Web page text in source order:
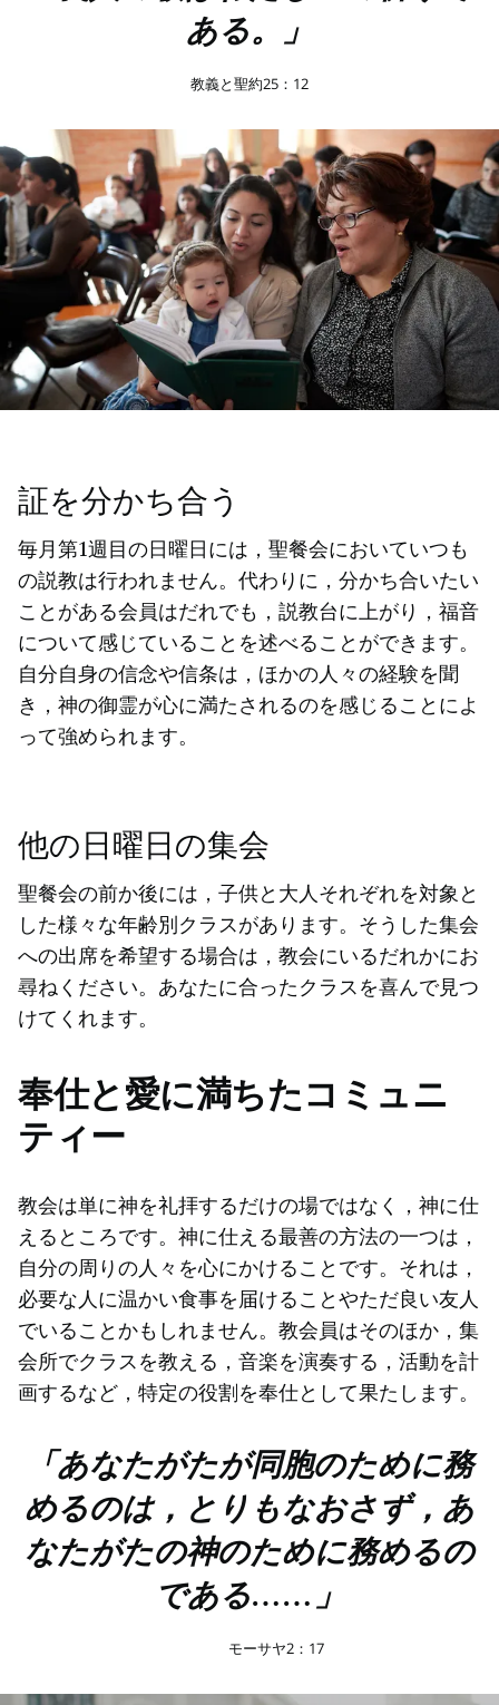
ある。」
教義と聖約25：12
証を分かち合う
毎月第1週目の日曜日には，聖餐会においていつも
の説教は行われません。代わりに，分かち合いたい
ことがある会員はだれでも，説教台に上がり，福音
について感じていることを述べることができます。
自分自身の信念や信条は，ほかの人々の経験を聞
き，神の御霊が心に満たされるのを感じることによ
って強められます。
他の日曜日の集会
聖餐会の前か後には，子供と大人それぞれを対象と
した様々な年齢別クラスがあります。そうした集会
への出席を希望する場合は，教会にいるだれかにお
尋ねください。あなたに合ったクラスを喜んで見つ
けてくれます。
奉仕と愛に満ちたコミュニ
ティー
教会は単に神を礼拝するだけの場ではなく，神に仕
えるところです。神に仕える最善の方法の一つは，
自分の周りの人々を心にかけることです。それは，
必要な人に温かい食事を届けることやただ良い友人
でいることかもしれません。教会員はそのほか，集
会所でクラスを教える，音楽を演奏する，活動を計
画するなど，特定の役割を奉仕として果たします。
「あなたがたが同胞のために務
めるのは，とりもなおさず，あ
なたがたの神のために務めるの
である……」
モーサヤ2：17